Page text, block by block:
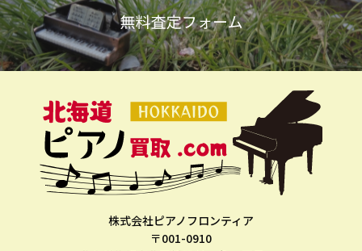
株式会社ピアノフロンティア
〒001-0910